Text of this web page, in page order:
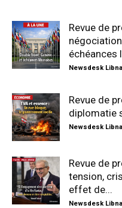
Revue de
échéances
Newsdesk
Revue de
diplomatie
Newsdesk
Revue de
tension,
effet de...
Newsdesk